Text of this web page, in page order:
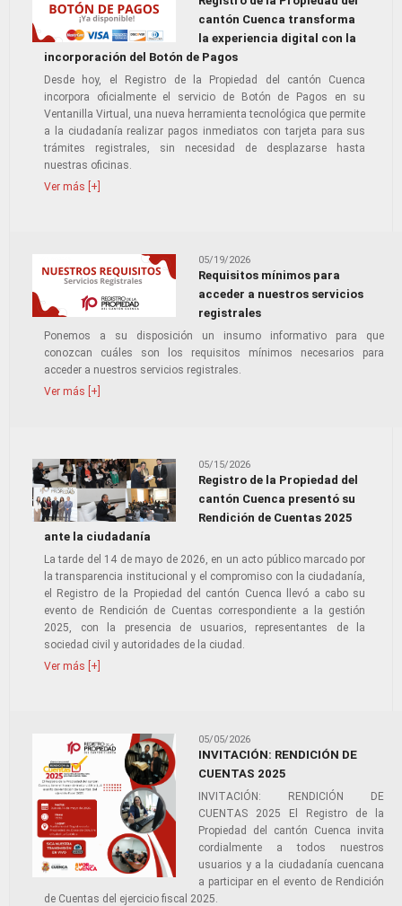
cantón Cuenca transforma
la experiencia digital con la
incorporación del Botón de Pagos
Desde hoy, el Registro de la Propiedad del cantón Cuenca
incorpora oficialmente el servicio de Botón de Pagos en su
Ventanilla Virtual, una nueva herramienta tecnológica que permite
a la ciudadanía realizar pagos inmediatos con tarjeta para sus
trámites registrales, sin necesidad de desplazarse hasta
nuestras oficinas.
Ver más [+]
05/19/2026
Requisitos mínimos para
acceder a nuestros servicios
registrales
Ponemos a su disposición un insumo informativo para que
conozcan cuáles son los requisitos mínimos necesarios para
acceder a nuestros servicios registrales.
Ver más [+]
05/15/2026
Registro de la Propiedad del
cantón Cuenca presentó su
Rendición de Cuentas 2025
ante la ciudadanía
La tarde del 14 de mayo de 2026, en un acto público marcado por
la transparencia institucional y el compromiso con la ciudadanía,
el Registro de la Propiedad del cantón Cuenca llevó a cabo su
evento de Rendición de Cuentas correspondiente a la gestión
2025, con la presencia de usuarios, representantes de la
sociedad civil y autoridades de la ciudad.
Ver más [+]
05/05/2026
INVITACIÓN: RENDICIÓN DE
CUENTAS 2025
INVITACIÓN: RENDICIÓN DE
CUENTAS 2025 El Registro de la
Propiedad del cantón Cuenca invita
cordialmente a todos nuestros
usuarios y a la ciudadanía cuencana
a participar en el evento de Rendición
de Cuentas del ejercicio fiscal 2025.